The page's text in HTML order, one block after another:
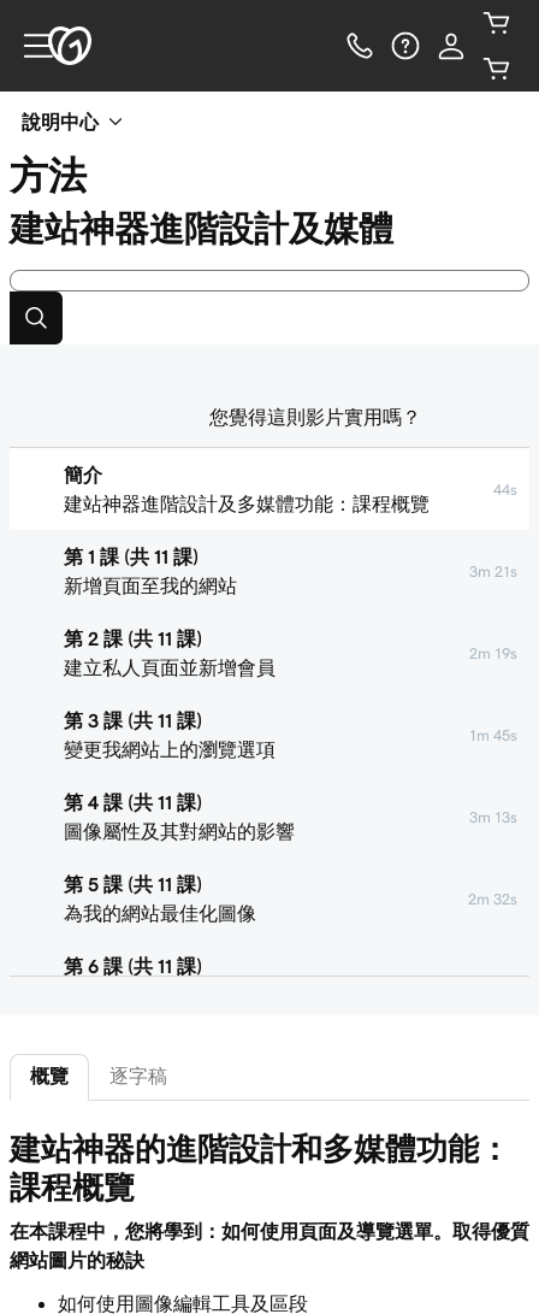
說明中心
方法
建站神器進階設計及媒體
簡介
建站神器進階設計及多媒體功能：課程概覽
44s
第 1 課 (共 11 課)
新增頁面至我的網站
3m 21s
第 2 課 (共 11 課)
建立私人頁面並新增會員
2m 19s
第 3 課 (共 11 課)
變更我網站上的瀏覽選項
1m 45s
第 4 課 (共 11 課)
圖像屬性及其對網站的影響
3m 13s
第 5 課 (共 11 課)
為我的網站最佳化圖像
2m 32s
第 6 課 (共 11 課)
1m 47s
編輯我的建站神器+行銷網站上的圖像
第 8 課 (共 11 課)
在我的建站神器+行銷網站上新增相片集
2m 47s
在建站神器+行銷中新增幻燈片
2m 37s
第 10 課 (共 11 課)
您覺得這則影片實用嗎？
概覽 逐字稿
建站神器的進階設計和多媒體功能：
課程概覽
在本課程中，您將學到：如何使用頁面及導覽選單。取得優質
網站圖片的秘訣
如何使用圖像編輯工具及區段